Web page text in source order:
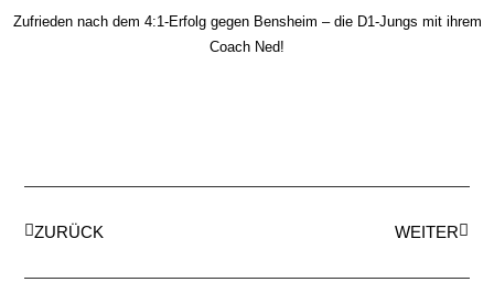
Zufrieden nach dem 4:1-Erfolg gegen Bensheim – die D1-Jungs mit ihrem
Coach Ned!
ZURÜCK WEITER